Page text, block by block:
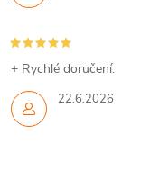
22.6.2026
+ Rychlé doručení.